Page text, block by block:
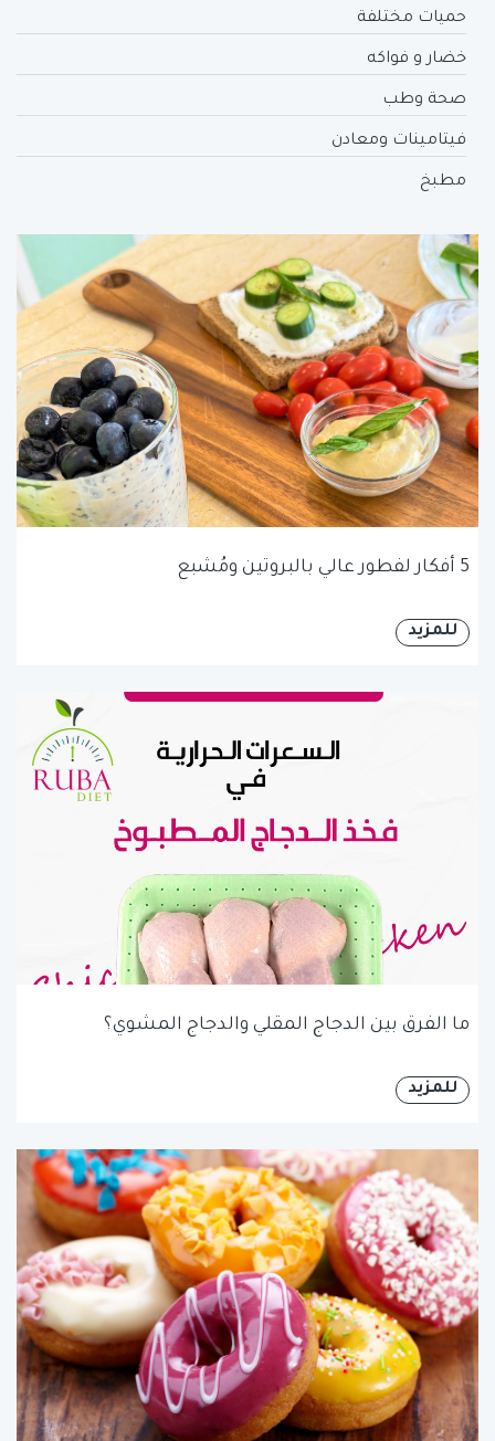
حميات مختلفة
خضار و فواكه
صحة وطب
فيتامينات ومعادن
مطبخ
5 أفكار لفطور عالي بالبروتين ومُشبع
للمزيد
ما الفرق بين الدجاج المقلي والدجاج المشوي؟
للمزيد